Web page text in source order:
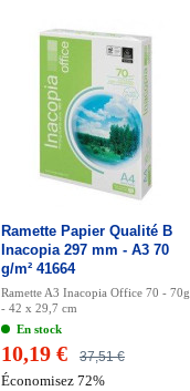
Ramette Papier Qualité B
Inacopia 297 mm - A3 70
g/m² 41664
Ramette A3 Inacopia Office 70 - 70g
- 42 x 29,7 cm
En stock
37,51 €
10,19 €
Économisez 72%